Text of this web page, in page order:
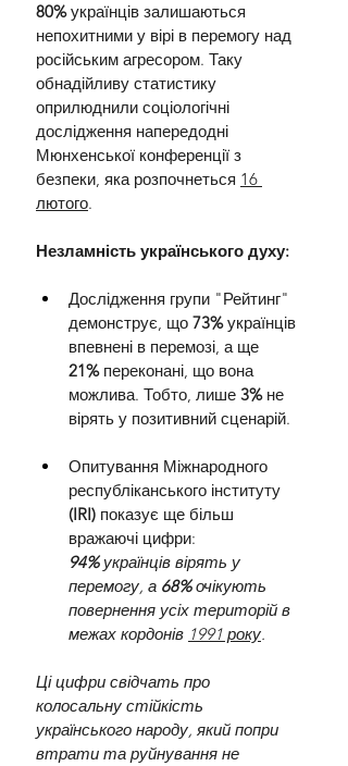
80% українців залишаються
непохитними у вірі в перемогу над
російським агресором. Таку
обнадійливу статистику
оприлюднили соціологічні
дослідження напередодні
Мюнхенської конференції з
безпеки, яка розпочнеться 16
лютого.
Незламність українського духу:
Дослідження групи "Рейтинг"
демонструє, що 73% українців
впевнені в перемозі, а ще
21% переконані, що вона
можлива. Тобто, лише 3% не
вірять у позитивний сценарій.
Опитування Міжнародного
республіканського інституту
(IRI) показує ще більш
вражаючі цифри:
94% українців вірять у
перемогу, а 68% очікують
повернення усіх територій в
межах кордонів 1991 року.
Ці цифри свідчать про
колосальну стійкість
українського народу, який попри
втрати та руйнування не